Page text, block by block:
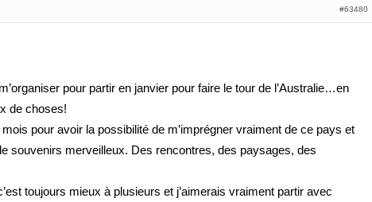
#63480
pour partir en janvier pour faire le tour de l’Australie…en
de choses!
pour avoir la possibilité de m’imprégner vraiment de ce pays et
souvenirs merveilleux. Des rencontres, des paysages, des
toujours mieux à plusieurs et j’aimerais vraiment partir avec